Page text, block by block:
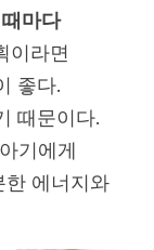
마다
이라면
좋다.
때문이다.
기에게
한 에너지와